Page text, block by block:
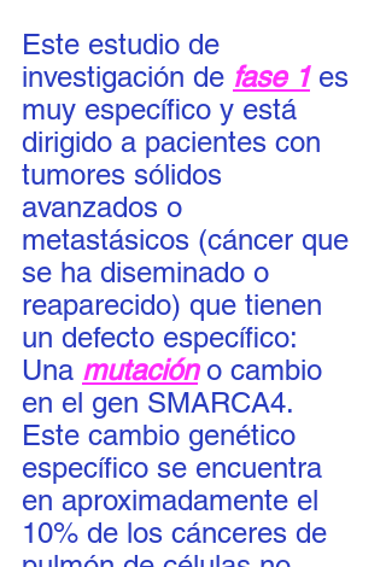
Este estudio de
investigación de fase 1 es
muy específico y está
dirigido a pacientes con
tumores sólidos
avanzados o
metastásicos (cáncer que
se ha diseminado o
reaparecido) que tienen
un defecto específico:
Una mutación o cambio
en el gen SMARCA4.
Este cambio genético
específico se encuentra
en aproximadamente el
10% de los cánceres de